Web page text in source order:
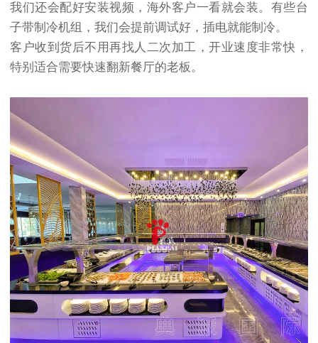
我们还会配好安装视频，海外客户一看就会装。有些台
子带制冷机组，我们会提前调试好，插电就能制冷。
客户收到货后不用再找人二次加工，开业速度非常快，
特别适合需要快速翻新餐厅的老板。